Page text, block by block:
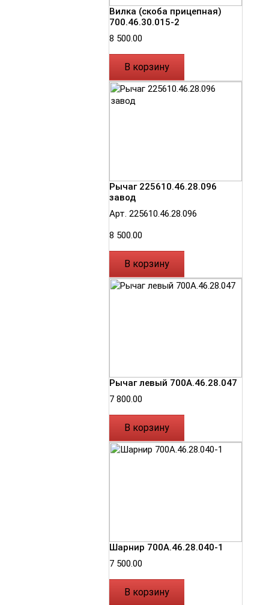
Вилка (скоба прицепная)
700.46.30.015-2
8 500.00
В корзину
Рычаг 225610.46.28.096
завод
Арт. 225610.46.28.096
8 500.00
В корзину
Рычаг левый 700А.46.28.047
7 800.00
В корзину
Шарнир 700А.46.28.040-1
7 500.00
В корзину